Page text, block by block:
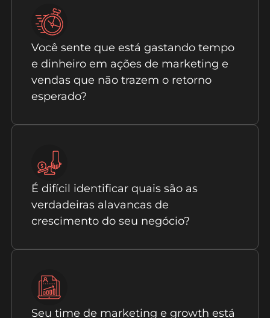
Você sente que está gastando tempo
e dinheiro em ações de marketing e
vendas que não trazem o retorno
esperado?
É difícil identificar quais são as
verdadeiras alavancas de
crescimento do seu negócio?
Seu time de marketing e growth está